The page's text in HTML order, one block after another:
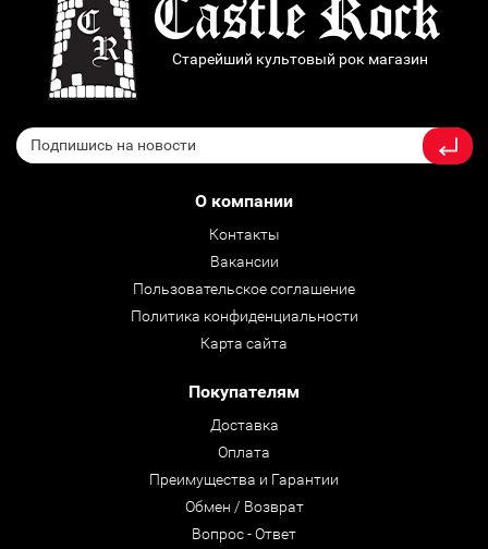
Старейший культовый рок магазин
О компании
Контакты
Вакансии
Пользовательское соглашение
Политика конфиденциальности
Карта сайта
Покупателям
Доставка
Оплата
Преимущества и Гарантии
Обмен / Возврат
Вопрос - Ответ